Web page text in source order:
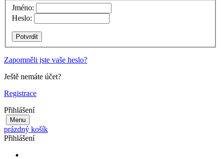
Jméno:
Heslo:
Zapomněli jste vaše heslo?
Ještě nemáte účet?
Registrace
Přihlášení
Menu
prázdný košík
Přihlášení